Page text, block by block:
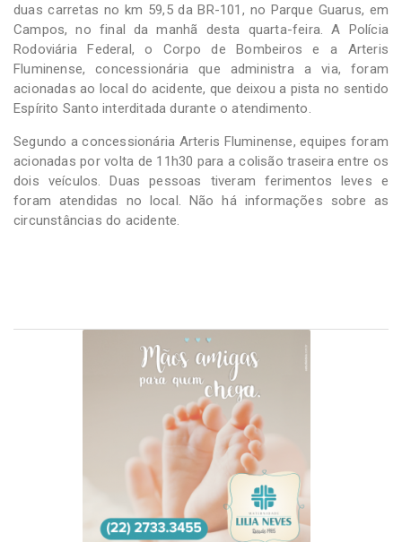
duas carretas no km 59,5 da BR-101, no Parque Guarus, em
Campos, no final da manhã desta quarta-feira. A Polícia
Rodoviária Federal, o Corpo de Bombeiros e a Arteris
Fluminense, concessionária que administra a via, foram
acionadas ao local do acidente, que deixou a pista no sentido
Espírito Santo interditada durante o atendimento.
Segundo a concessionária Arteris Fluminense, equipes foram
acionadas por volta de 11h30 para a colisão traseira entre os
dois veículos. Duas pessoas tiveram ferimentos leves e
foram atendidas no local. Não há informações sobre as
circunstâncias do acidente.